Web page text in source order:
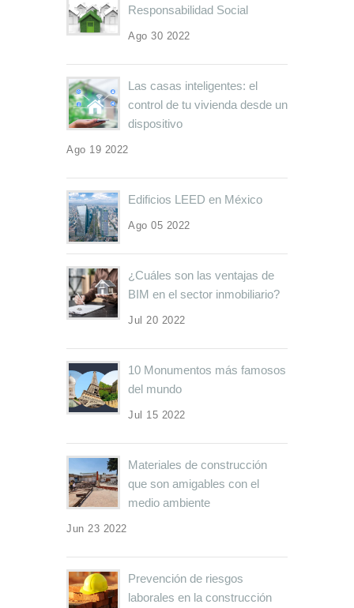
Responsabilidad Social
Ago 30 2022
Las casas inteligentes: el
control de tu vivienda desde un
dispositivo
Ago 19 2022
Edificios LEED en México
Ago 05 2022
¿Cuáles son las ventajas de
BIM en el sector inmobiliario?
Jul 20 2022
10 Monumentos más famosos
del mundo
Jul 15 2022
Materiales de construcción
que son amigables con el
medio ambiente
Jun 23 2022
Prevención de riesgos
laborales en la construcción